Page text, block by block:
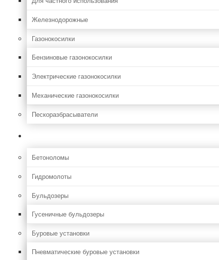
Железнодорожные
Газонокосилки
Бензиновые газонокосилки
Электрические газонокосилки
Механические газонокосилки
Пескоразбрасыватели
Бетоноломы
Гидромолоты
Бульдозеры
Гусеничные бульдозеры
Буровые установки
Пневматические буровые установки